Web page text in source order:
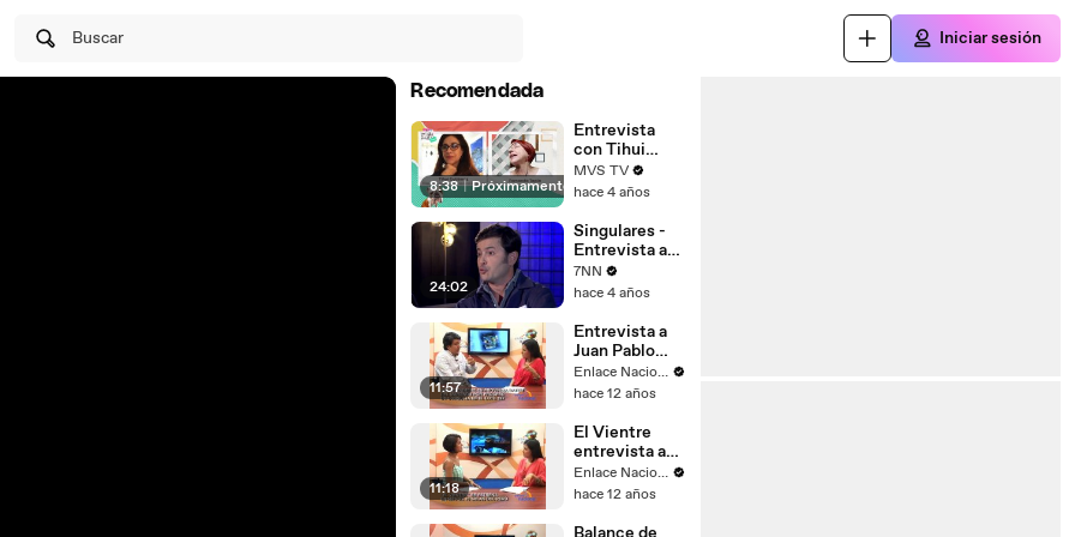
Buscar Iniciar sesión
Recomendada
8:38 | Próximamente
Entrevista
con Tihui
Gutiérrez,
maestra de la
Nacional de
Danza -
Almohadazo
Casero
MVS TV
hace 4 años
24:02
Singulares -
Entrevista a
Lolo de Juan
7NN
hace 4 años
11:57
Entrevista a
Juan Pablo
Saaverda
FEDEPAZ
Enlace Nacional
hace 12 años
11:18
El Vientre
entrevista a
Mayella
Lloclla
Enlace Nacional
hace 12 años